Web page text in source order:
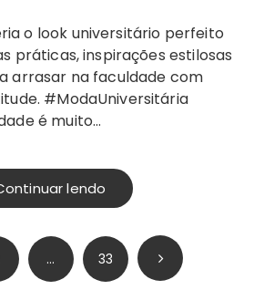
o look universitário perfeito
práticas, inspirações estilosas
arrasar na faculdade com
#ModaUniversitária
é muito…
lendo
… 33